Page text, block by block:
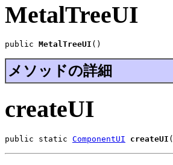
MetalTreeUI
public MetalTreeUI ()
メソッドの詳細
createUI
public static ComponentUI createUI (